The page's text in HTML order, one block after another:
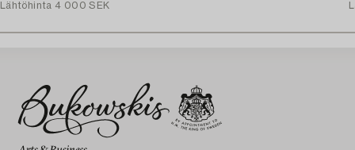
Lähtöhinta 4 000 SEK